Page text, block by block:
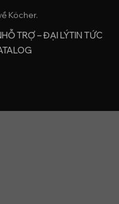
Köcher.
HỖ TRỢ – ĐẠI LÝTIN TỨC